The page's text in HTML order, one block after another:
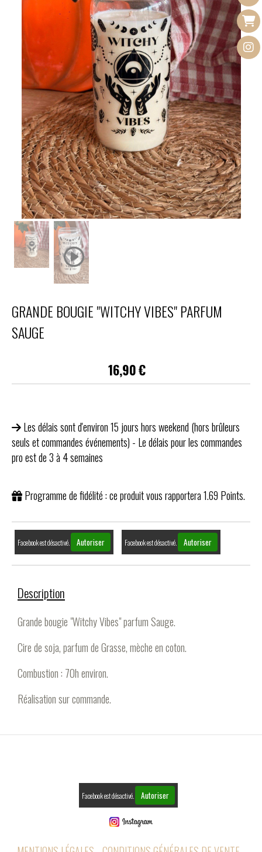
GRANDE BOUGIE "WITCHY VIBES" PARFUM
SAUGE
16,90€
Les délais sont d'environ 15 jours hors weekend (hors brûleurs
seuls et commandes événements) - Le délais pour les commandes
pro est de 3 à 4 semaines
Programme de fidélité : ce produit vous rapportera1.69 Points.
Facebook est désactivé. Autoriser Facebook est désactivé. Autoriser
Description
Grande bougie "Witchy Vibes" parfum Sauge.
Cire de soja, parfum de Grasse, mèche en coton.
Combustion : 70h environ.
Réalisation sur commande.
Facebook est désactivé. Autoriser